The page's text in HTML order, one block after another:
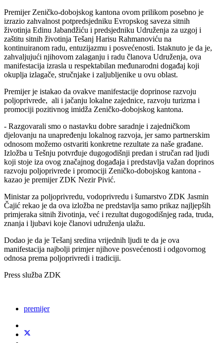
Premijer Zeničko-dobojskog kantona ovom prilikom posebno je
izrazio zahvalnost potpredsjedniku Evropskog saveza sitnih
životinja Edinu Jabandžiću i predsjedniku Udruženja za uzgoj i
zaštitu sitnih životinja Tešanj Harisu Rahmanoviću na
kontinuiranom radu, entuzijazmu i posvećenosti. Istaknuto je da je,
zahvaljujući njihovom zalaganju i radu članova Udruženja, ova
manifestacija izrasla u respektabilan međunarodni događaj koji
okuplja izlagače, stručnjake i zaljubljenike u ovu oblast.
Premijer je istakao da ovakve manifestacije doprinose razvoju
poljoprivrede, ali i jačanju lokalne zajednice, razvoju turizma i
promociji pozitivnog imidža Zeničko-dobojskog kantona.
- Razgovarali smo o nastavku dobre saradnje i zajedničkom
djelovanju na unapređenju lokalnog razvoja, jer samo partnerskim
odnosom možemo ostvariti konkretne rezultate za naše građane.
Izložba u Tešnju potvrđuje dugogodišnji predan i stručan rad ljudi
koji stoje iza ovog značajnog događaja i predstavlja važan doprinos
razvoju poljoprivrede i promociji Zeničko-dobojskog kantona -
kazao je premijer ZDK Nezir Pivić.
Ministar za poljoprivredu, vodoprivredu i šumarstvo ZDK Jasmin
Čajić rekao je da ova izložba ne predstavlja samo prikaz najljepših
primjeraka sitnih životinja, već i rezultat dugogodišnjeg rada, truda,
znanja i ljubavi koje članovi udruženja ulažu.
Dodao je da je Tešanj sredina vrijednih ljudi te da je ova
manifestacija najbolji primjer njihove posvećenosti i odgovornog
odnosa prema poljoprivredi i tradiciji.
Press služba ZDK
premijer